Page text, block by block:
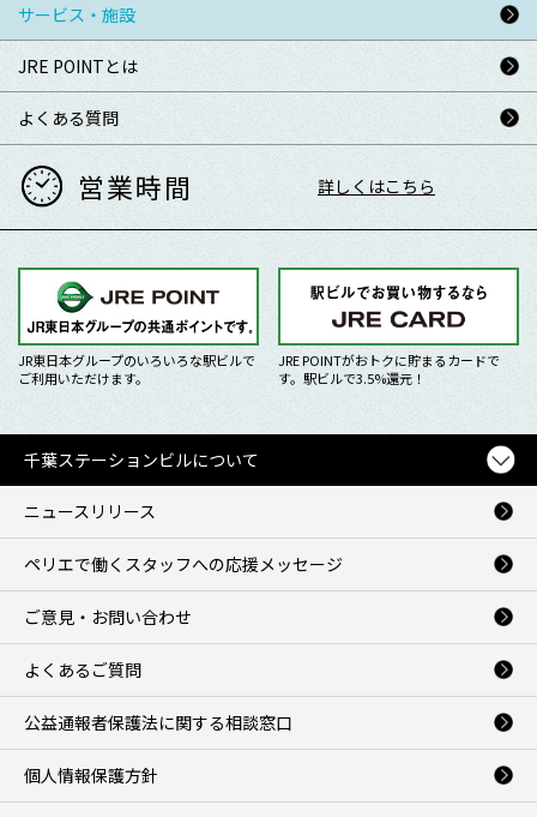
サービス・施設
JRE POINTとは
よくある質問
営業時間 詳しくはこちら
JR東日本グループのいろいろな駅ビルで
ご利用いただけます。
JRE POINTがおトクに貯まるカードで
す。駅ビルで3.5%還元！
千葉ステーションビルについて
ニュースリリース
ペリエで働くスタッフへの応援メッセージ
ご意見・お問い合わせ
よくあるご質問
公益通報者保護法に関する相談窓口
個人情報保護方針